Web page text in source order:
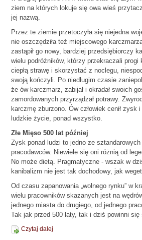
ziem na których lokuje się owa wieś
jej nazwą.
Przez te ziemie przetoczyła się niejedna
nie oszczędziła też miejscowego
zastąpił go nowy, bardziej przedsiębiorczy
wielu podróżników, którzy przekraczali
ciepłą strawę i skorzystać z noclegu,
swoją kończyli. Po niedługim czasie
że ów karczmarz, zabijał i okradał swoich
zamordowanych przyrządzał potrawy.
karczmę zburzono. Ów człowiek cenił zysk i
ludzkie życie, ponad wszystko.
Złe Mięso 500 lat później
Zysk ponad ludzi to jedno ze
pracodawców. Niewiele się oni różnią od
No może dietą. Pragmatyczne - wszak w
kanibalizm nie jest tak dochodowy, jak
Od czasu zapanowania „wolnego rynku” w
wielu pracowników skazanych jest na
jednego miasta do drugiego, od jednego
Tak jak przed 500 laty, tak i dziś powinni się
Czytaj dalej